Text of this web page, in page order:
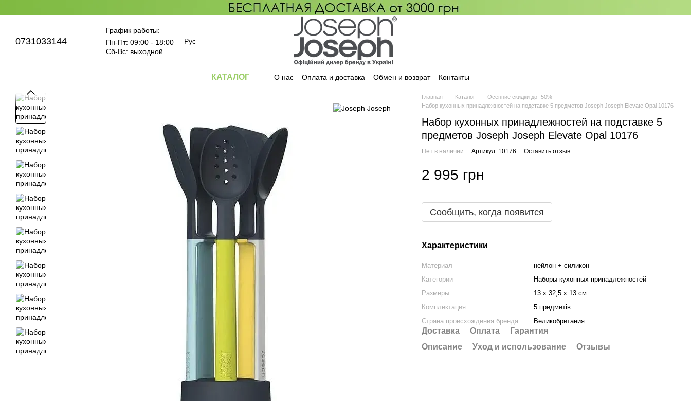
0731033144
График работы:
Пн-Пт: 09:00 - 18:00
Cб-Вс: выходной
Рус
КАТАЛОГ О нас Оплата и доставка Обмен и возврат Контакты
Главная Каталог
Осенние скидки до -50%
Набор кухонных принадлежностей на подставке 5 предметов Joseph Joseph Elevate Opal 10176
Набор кухонных принадлежностей на подставке 5
предметов Joseph Joseph Elevate Opal 10176
Нет в наличии Артикул: 10176 Оставить отзыв
2 995 грн
Сообщить, когда появится
Характеристики
Материал
нейлон + силикон
Категории
Наборы кухонных принадлежностей
Размеры
13 x 32,5 x 13 см
Комплектация
5 предметів
Страна происхождения бренда
Великобритания
Доставка Оплата
Гарантия
Описание
Уход и использование Отзывы